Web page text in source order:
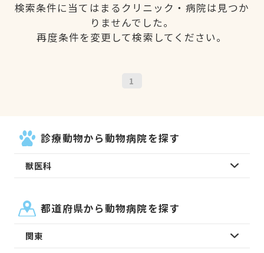
検索条件に当てはまるクリニック・病院は見つか
りませんでした。
再度条件を変更して検索してください。
1
診療動物から動物病院を探す
獣医科
都道府県から動物病院を探す
関東